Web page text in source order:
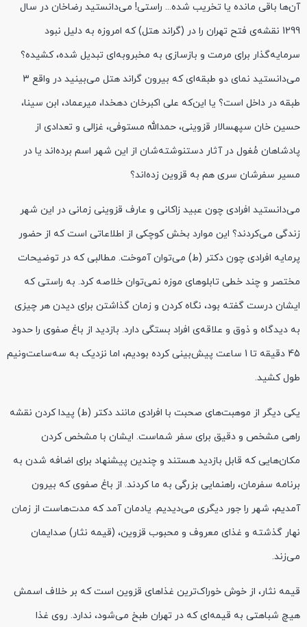
آن‌ها باقی مانده یا تخریب شده... راستی! می‌دانستید رضاخان در سال
1299 نقشه‌ی فتح تهران را در (گراند هتل) که امروزه به دلیل نبود
سرمایه‌گذار برای مرمت و بازسازی به مخبروبه‌ای تبدیل شده، کشیده؟
می‌دانستید نمای دو طبقه‌ای که بیرون گراند هتل می‌بینید در واقع 3
طبقه در داخل است؟ یا این‌که علی اکبرخان دهخدا، میرعماد، ابن سینا،
حسین خان سپهسالار قزوینی، حمدالله مستوفی، غزالی و تعدادی از
پادشاهان مُغول در آثار دستنوشته‌شان از این شهر اسم برده‌اند یا در
مسیر سفرشان سری هم به قزوین زده‌اند؟
می‌دانستید افرادی چون عبید زاکانی و عارف قزوینی زمانی در این شهر
زندگی می‌کردند؟ این موارد بخش کوچکی از اطلاعاتی است که از حضور
پرمایه افرادی چون دکتر (ط) می‌توان آموخت. مطالبی که در توضیحات
مختصر و چند خطی تابلوهای موزه‌ نمی‌توان خلاصه کرد. به راستی که
ایشان درست گفته بود، نگاه کردن و زمان گذاشتن برای دیدن هر چیزی
به دیدگاه و ذوق و علاقه‌ی افراد بستگی دارد. بازدید از باغ صفوی را حدود
45 دقیقه تا 1 ساعت پیش‌بینی کرده بودیم، اما نزدیک به سه‌ساعت‌ونیم
طول کشید.
یکی دیگر از موهبت‌های صحبت با افرادی مانند دکتر (ط) پیدا کردن نقشه
راهی مشخص و دقیق برای سفر شماست. ایشان با مشخص کردن
مکان‌هایی که قابل بازدید هستند و چندین پیشنهاد برای اضافه شدن به
برنامه سفرمان، راهنمایی بزرگی به ما کردند. از باغ صفوی که بیرون
آمدیم، شهر را جور دیگری می‌دیدیم. یادمان آمد که مدت‌هاست از زمان
نهار گذشته و غذای معروف و محبوب قزوین، (قیمه نثار) صدایمان
می‌زند.
قیمه نثار، از خوش خوراک‌ترین غذاهای قزوین است که بر خلاف اسمش
هیچ شباهتی به قیمه‌ای که در تهران طبخ می‌شود، ندارد. روی غذا